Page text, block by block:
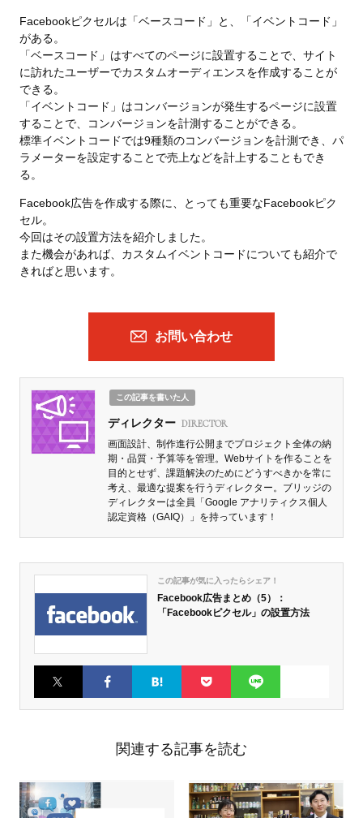
Facebookピクセルは「ベースコード」と、「イベントコード」
がある。
「ベースコード」はすべてのページに設置することで、サイト
に訪れたユーザーでカスタムオーディエンスを作成することが
できる。
「イベントコード」はコンバージョンが発生するページに設置
することで、コンバージョンを計測することができる。
標準イベントコードでは9種類のコンバージョンを計測でき、パ
ラメーターを設定することで売上などを計上することもでき
る。
Facebook広告を作成する際に、とっても重要なFacebookピク
セル。
今回はその設置方法を紹介しました。
また機会があれば、カスタムイベントコードについても紹介で
きればと思います。
お問い合わせ
この記事を書いた人
ディレクター DIRECTOR
画面設計、制作進行公開までプロジェクト全体の納
期・品質・予算等を管理。Webサイトを作ることを
目的とせず、課題解決のためにどうすべきかを常に
考え、最適な提案を行うディレクター。ブリッジの
ディレクターは全員「Google アナリティクス個人
認定資格（GAIQ）」を持っています！
この記事が気に入ったらシェア！
Facebook広告まとめ（5）：
「Facebookピクセル」の設置方法
ク
関連する記事を読む